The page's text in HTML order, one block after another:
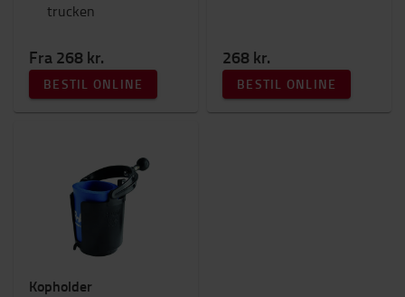
trucken
Fra 268 kr.
BESTIL ONLINE
268 kr.
BESTIL ONLINE
Kopholder